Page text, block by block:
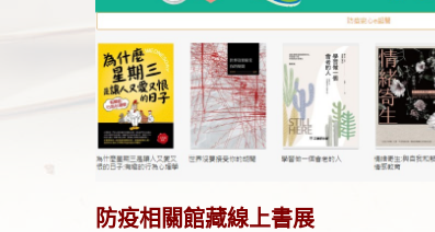
防疫相關館藏線上書展